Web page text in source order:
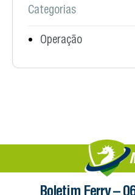
Categorias
Operação
Boletim Ferry –